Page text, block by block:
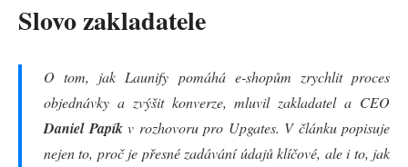
Slovo zakladatele
O tom, jak Launify pomáhá e-shopům zrychlit proces
objednávky a zvýšit konverze, mluvil zakladatel a CEO
Daniel Papíkv rozhovoru pro Upgates. V článku popisuje
nejen to, proč je přesné zadávání údajů klíčové, ale i to, jak